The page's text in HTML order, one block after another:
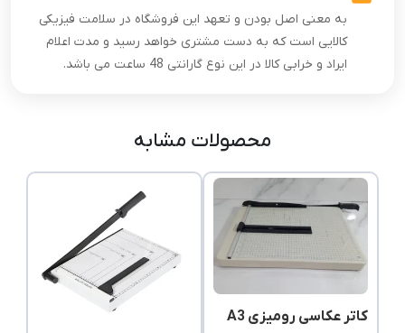
به معنی اصل بودن و تعهد این فروشگاه در سلامت فیزیکی
کالایی است که به دست مشتری خواهد رسید و مدت اعلام
ایراد و خرابی کالا در این نوع گارانتی 48 ساعت می باشد.
محصولات مشابه
کاتر عکاسی رومیزی A3